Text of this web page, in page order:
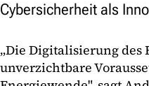
Cybersicherheit als
„Die Digitalisierung des
unverzichtbare